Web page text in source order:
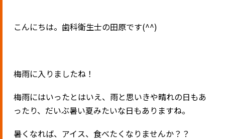
こんにちは。歯科衛生士の田原です(^^)
梅雨に入りましたね！
梅雨にはいったとはいえ、雨と思いきや晴れの日もあ
ったり、だいぶ暑い夏みたいな日もありますね。
暑くなれば、アイス、食べたくなりませんか？？